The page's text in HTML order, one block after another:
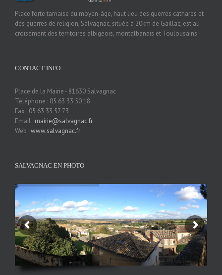
Place forte tarnaise du moyen-âge, haut lieu des guerres cathares et
des guerres de religion, Salvagnac, située à 20km de Gaillac, est au
croisement des territoires albigeois, montalbanais et Toulousains.
CONTACT INFO
Place de la Mairie - 81630 Salvagnac
Téléphone : 05 63 33 50 18
Fax : 05 63 33 57 73
Email : mairie@salvagnac.fr
Web :www.salvagnac.fr
SALVAGNAC EN PHOTO